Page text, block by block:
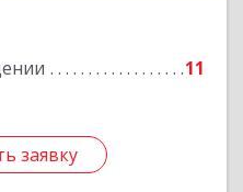
11
заявку
Подробнее
заявку